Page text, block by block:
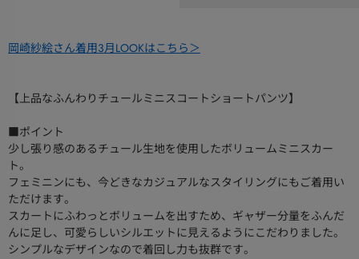
岡崎紗絵さん着用3月LOOKはこちら＞
【上品なふんわりチュールミニスコートショートパンツ】
■ポイント
少し張り感のあるチュール生地を使用したボリュームミニスカー
ト。
フェミニンにも、今どきなカジュアルなスタイリングにもご着用い
ただけます。
スカートにふわっとボリュームを出すため、ギャザー分量をふんだ
んに足し、可愛らしいシルエットに見えるようにこだわりました。
シンプルなデザインなので着回し力も抜群です。